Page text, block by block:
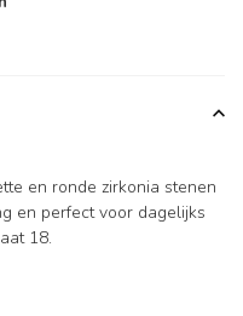
en ronde zirkonia stenen
en perfect voor dagelijks
18.